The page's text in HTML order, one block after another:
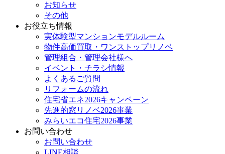
お知らせ
その他
お役立ち情報
実体験型マンションモデルルーム
物件高価買取・ワンストップリノベ
管理組合・管理会社様へ
イベント・チラシ情報
よくあるご質問
リフォームの流れ
住宅省エネ2026キャンペーン
先進的窓リノベ2026事業
みらいエコ住宅2026事業
お問い合わせ
お問い合わせ